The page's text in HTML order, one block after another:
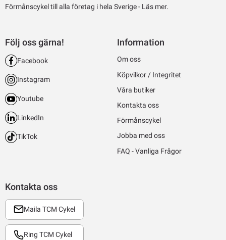
Förmånscykel till alla företag i hela Sverige - Läs mer.
Kontakta oss
Maila TCM Cykel
Ring TCM Cykel
Följ oss gärna!
Facebook
Instagram
Youtube
LinkedIn
TikTok
Information
Om oss
Köpvilkor / Integritet
Våra butiker
Kontakta oss
Förmånscykel
Jobba med oss
FAQ - Vanliga Frågor